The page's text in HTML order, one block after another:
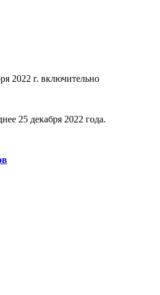
2022 г. включительно
25 декабря 2022 года.